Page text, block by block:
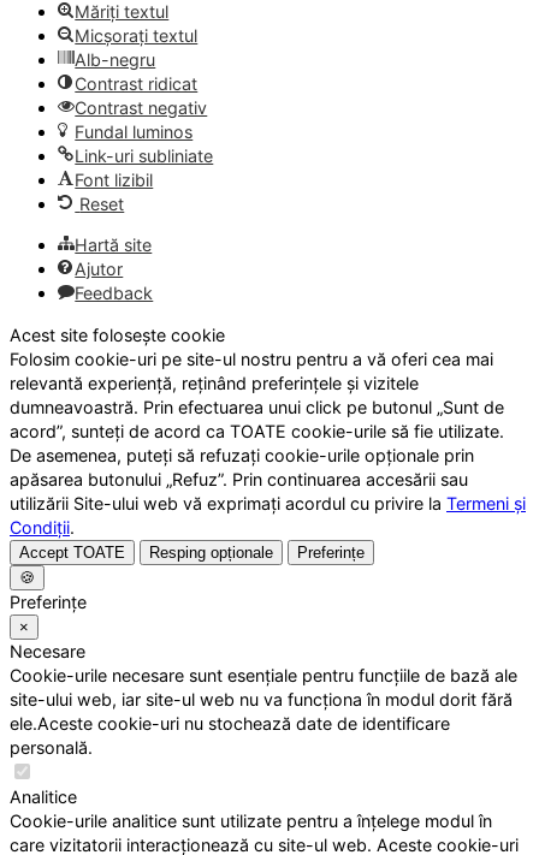
Măriți textul
Micșorați textul
Alb-negru
Contrast ridicat
Contrast negativ
Fundal luminos
Link-uri subliniate
Font lizibil
Reset
Hartă site
Ajutor
Feedback
Acest site folosește cookie
Folosim cookie-uri pe site-ul nostru pentru a vă oferi cea mai
relevantă experiență, reținând preferințele și vizitele
dumneavoastră. Prin efectuarea unui click pe butonul „Sunt de
acord”, sunteți de acord ca TOATE cookie-urile să fie utilizate.
De asemenea, puteți să refuzați cookie-urile opționale prin
apăsarea butonului „Refuz”. Prin continuarea accesării sau
utilizării Site-ului web vă exprimați acordul cu privire la Termeni și
Condiții.
Accept TOATE Resping opționale
Preferințe
🍪
Preferințe
×
Necesare
Cookie-urile necesare sunt esențiale pentru funcțiile de bază ale
site-ului web, iar site-ul web nu va funcționa în modul dorit fără
ele.Aceste cookie-uri nu stochează date de identificare
personală.
Analitice
Cookie-urile analitice sunt utilizate pentru a înțelege modul în
care vizitatorii interacționează cu site-ul web. Aceste cookie-uri